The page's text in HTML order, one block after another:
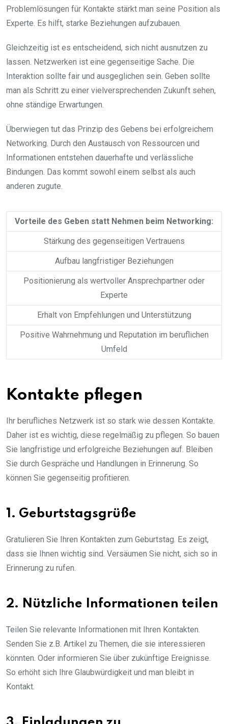
Problemlösungen für Kontakte stärkt man seine Position als
Experte. Es hilft, starke Beziehungen aufzubauen.
Gleichzeitig ist es entscheidend, sich nicht ausnutzen zu
lassen. Netzwerken ist eine gegenseitige Sache. Die
Interaktion sollte fair und ausgeglichen sein. Geben sollte
man als Schritt zu einer vielversprechenden Zukunft sehen,
ohne ständige Erwartungen.
Überwiegen tut das Prinzip des Gebens bei erfolgreichem
Networking. Durch den Austausch von Ressourcen und
Informationen entstehen dauerhafte und verlässliche
Bindungen. Das kommt sowohl einem selbst als auch
anderen zugute.
Vorteile des Geben statt Nehmen beim Networking:
Stärkung des gegenseitigen Vertrauens
Aufbau langfristiger Beziehungen
Positionierung als wertvoller Ansprechpartner oder
Experte
Erhalt von Empfehlungen und Unterstützung
Positive Wahrnehmung und Reputation im beruflichen
Umfeld
Kontakte pflegen
Ihr berufliches Netzwerk ist so stark wie dessen Kontakte.
Daher ist es wichtig, diese regelmäßig zu pflegen. So bauen
Sie langfristige und erfolgreiche Beziehungen auf. Bleiben
Sie durch Gespräche und Handlungen in Erinnerung. So
können Sie gegenseitig profitieren.
1. Geburtstagsgrüße
Gratulieren Sie Ihren Kontakten zum Geburtstag. Es zeigt,
dass sie Ihnen wichtig sind. Versäumen Sie nicht, sich so in
Erinnerung zu rufen.
2. Nützliche Informationen teilen
Teilen Sie relevante Informationen mit Ihren Kontakten.
Senden Sie z.B. Artikel zu Themen, die sie interessieren
könnten. Oder informieren Sie über zukünftige Ereignisse.
So erhöht sich Ihre Glaubwürdigkeit und man bleibt in
Kontakt.